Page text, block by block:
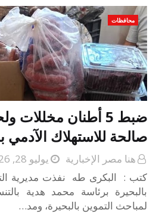
محافظات
ضبط 5 أطنان
صالحة للاستهلاك الآدمي
هنا مصر الإخبارية
يوليو 28, 2026
كتب : البكرى طه نفذت مديرية
بالبحيرة برئاسة محمد هدية
لمباحث التموين بالبحيرة، ومد…